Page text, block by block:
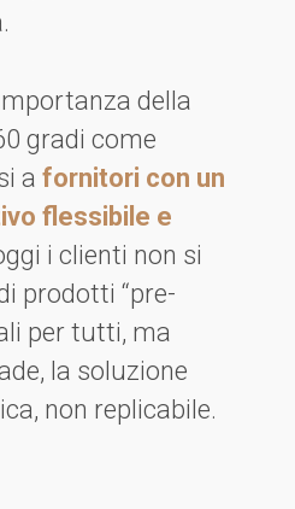
della
gradi come
a fornitori con un
flessibile e
i clienti non si
prodotti “pre-
per tutti, ma
la soluzione
non replicabile.